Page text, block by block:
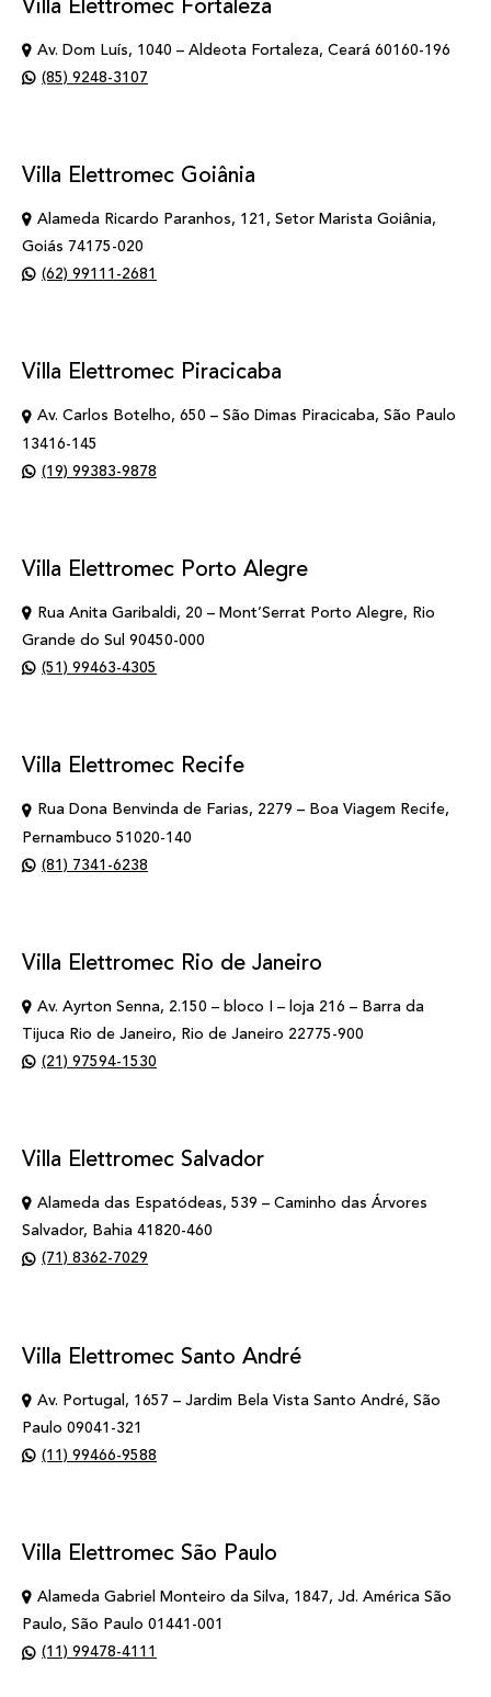
Villa Elettromec Fortaleza
Av. Dom Luís, 1040 – Aldeota Fortaleza, Ceará 60160-196
(85) 9248-3107
Villa Elettromec Goiânia
Alameda Ricardo Paranhos, 121, Setor Marista Goiânia,
Goiás 74175-020
(62) 99111-2681
Villa Elettromec Piracicaba
Av. Carlos Botelho, 650 – São Dimas Piracicaba, São Paulo
13416-145
(19) 99383-9878
Villa Elettromec Porto Alegre
Rua Anita Garibaldi, 20 – Mont’Serrat Porto Alegre, Rio
Grande do Sul 90450-000
(51) 99463-4305
Villa Elettromec Recife
Rua Dona Benvinda de Farias, 2279 – Boa Viagem Recife,
Pernambuco 51020-140
(81) 7341-6238
Villa Elettromec Rio de Janeiro
Av. Ayrton Senna, 2.150 – bloco I – loja 216 – Barra da
Tijuca Rio de Janeiro, Rio de Janeiro 22775-900
(21) 97594-1530
Villa Elettromec Salvador
Alameda das Espatódeas, 539 – Caminho das Árvores
Salvador, Bahia 41820-460
(71) 8362-7029
Villa Elettromec Santo André
Av. Portugal, 1657 – Jardim Bela Vista Santo André, São
Paulo 09041-321
(11) 99466-9588
Villa Elettromec São Paulo
Alameda Gabriel Monteiro da Silva, 1847, Jd. América São
Paulo, São Paulo 01441-001
(11) 99478-4111